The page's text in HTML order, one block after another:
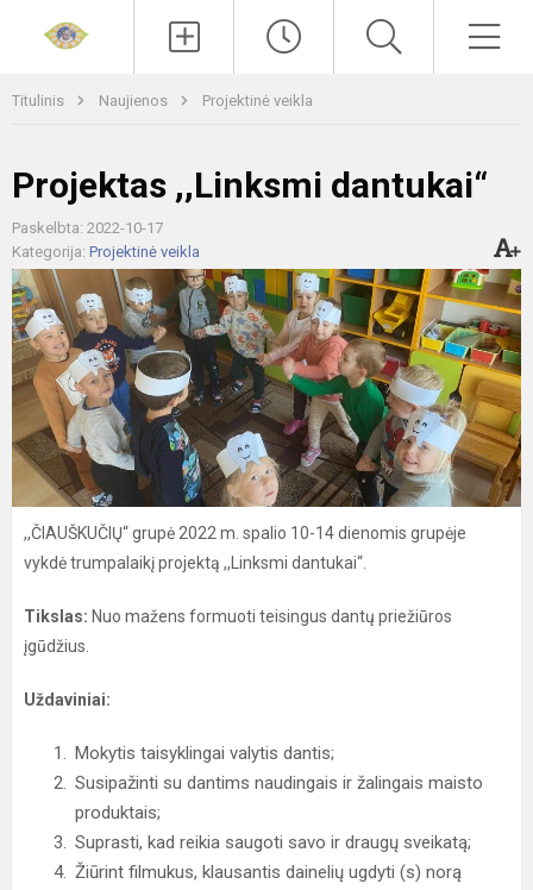
Titulinis Naujienos Projektinė veikla
Projektas ,,Linksmi dantukai“
Paskelbta: 2022-10-17
Kategorija: Projektinė veikla
,,ČIAUŠKUČIŲ“ grupė 2022 m. spalio 10-14 dienomis grupėje
vykdė trumpalaikį projektą ,,Linksmi dantukai“.
Tikslas: Nuo mažens formuoti teisingus dantų priežiūros
įgūdžius.
Uždaviniai:
Mokytis taisyklingai valytis dantis;
Susipažinti su dantims naudingais ir žalingais maisto
produktais;
Suprasti, kad reikia saugoti savo ir draugų sveikatą;
Žiūrint filmukus, klausantis dainelių ugdyti (s) norą